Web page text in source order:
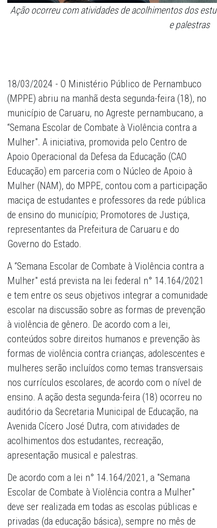
Ação ocorreu com atividades de acolhimentos dos
e palestras
18/03/2024 - O Ministério Público de Pernambuco
(MPPE) abriu na manhã desta segunda-feira (18), no
município de Caruaru, no Agreste pernambucano, a
“Semana Escolar de Combate à Violência contra a
Mulher". A iniciativa, promovida pelo Centro de
Apoio Operacional da Defesa da Educação (CAO
Educação) em parceria com o Núcleo de Apoio à
Mulher (NAM), do MPPE, contou com a participação
maciça de estudantes e professores da rede pública
de ensino do município; Promotores de Justiça,
representantes da Prefeitura de Caruaru e do
Governo do Estado.
A “Semana Escolar de Combate à Violência contra a
Mulher" está prevista na lei federal n° 14.164/2021
e tem entre os seus objetivos integrar a comunidade
escolar na discussão sobre as formas de prevenção
à violência de gênero. De acordo com a lei,
conteúdos sobre direitos humanos e prevenção às
formas de violência contra crianças, adolescentes e
mulheres serão incluídos como temas transversais
nos currículos escolares, de acordo com o nível de
ensino. A ação desta segunda-feira (18) ocorreu no
auditório da Secretaria Municipal de Educação, na
Avenida Cícero José Dutra, com atividades de
acolhimentos dos estudantes, recreação,
apresentação musical e palestras.
De acordo com a lei n° 14.164/2021, a "Semana
Escolar de Combate à Violência contra a Mulher"
deve ser realizada em todas as escolas públicas e
privadas (da educação básica), sempre no mês de